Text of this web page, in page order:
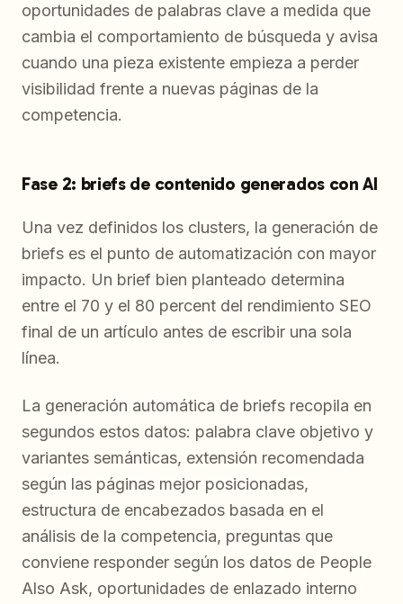
oportunidades de palabras clave a medida que
cambia el comportamiento de búsqueda y avisa
cuando una pieza existente empieza a perder
visibilidad frente a nuevas páginas de la
competencia.
Fase 2: briefs de contenido generados con AI
Una vez definidos los clusters, la generación de
briefs es el punto de automatización con mayor
impacto. Un brief bien planteado determina
entre el 70 y el 80 percent del rendimiento SEO
final de un artículo antes de escribir una sola
línea.
La generación automática de briefs recopila en
segundos estos datos: palabra clave objetivo y
variantes semánticas, extensión recomendada
según las páginas mejor posicionadas,
estructura de encabezados basada en el
análisis de la competencia, preguntas que
conviene responder según los datos de People
Also Ask, oportunidades de enlazado interno